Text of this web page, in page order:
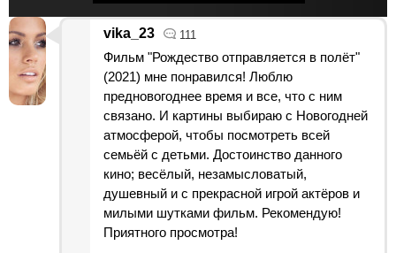
vika_23 111
Фильм "Рождество отправляется в полёт"
(2021) мне понравился! Люблю
предновогоднее время и все, что с ним
связано. И картины выбираю с Новогодней
атмосферой, чтобы посмотреть всей
семьёй с детьми. Достоинство данного
кино; весёлый, незамысловатый,
душевный и с прекрасной игрой актёров и
милыми шутками фильм. Рекомендую!
Приятного просмотра!